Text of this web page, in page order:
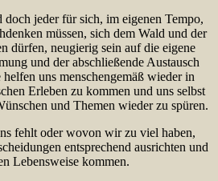
doch jeder für sich, im eigenen Tempo,
müssen, sich dem Wald und der
dürfen, neugierig sein auf die eigene
und der abschließende Austausch
uns menschengemäß wieder in
Erleben zu kommen und uns selbst
und Themen wieder zu spüren.
fehlt oder wovon wir zu viel haben,
entsprechend ausrichten und
Lebensweise kommen.